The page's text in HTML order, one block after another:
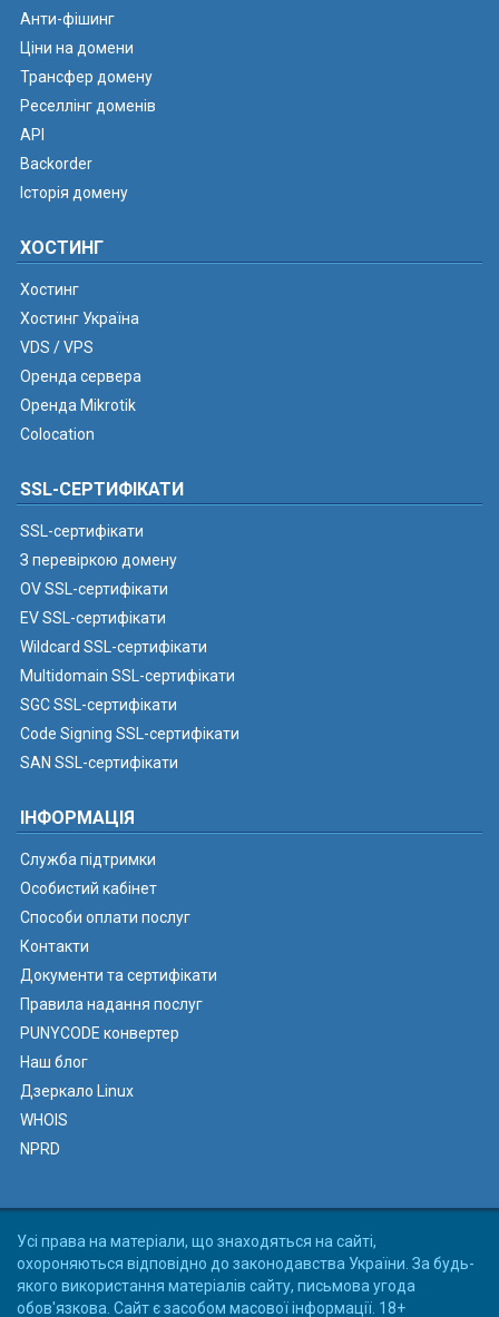
Анти-фішинг
Ціни на домени
Трансфер домену
Реселлінг доменів
API
Backorder
Історія домену
ХОСТИНГ
Хостинг
Хостинг Україна
VDS / VPS
Оренда сервера
Оренда Mikrotik
Colocation
SSL-СЕРТИФІКАТИ
SSL-сертифікати
З перевіркою домену
OV SSL-сертифікати
EV SSL-сертифікати
Wildcard SSL-сертифікати
Multidomain SSL-сертифікати
SGC SSL-сертифікати
Code Signing SSL-сертифікати
SAN SSL-сертифікати
ІНФОРМАЦІЯ
Служба підтримки
Особистий кабінет
Способи оплати послуг
Контакти
Документи та сертифікати
Правила надання послуг
PUNYCODE конвертер
Наш блог
Дзеркало Linux
WHOIS
NPRD
Усі права на матеріали, що знаходяться на сайті,
охороняються відповідно до законодавства України. За будь-
якого використання матеріалів сайту, письмова угода
обов'язкова. Сайт є засобом масової інформації. 18+